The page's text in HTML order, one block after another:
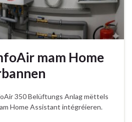
mam Home
350 Belüftungs Anlag mëttels
Home Assistant intégréieren.